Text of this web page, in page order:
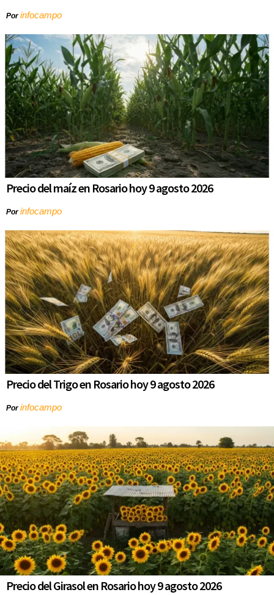
Porinfocampo
Precio del maíz en Rosario hoy 9 agosto 2026
Porinfocampo
Precio del Trigo en Rosario hoy 9 agosto 2026
Porinfocampo
Precio del Girasol en Rosario hoy 9 agosto 2026